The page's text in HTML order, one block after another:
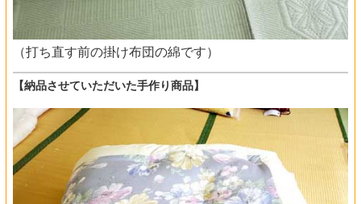
（打ち直す前の掛け布団の綿です）
【納品させていただいた手作り商品】